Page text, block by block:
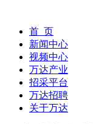
首 页
新闻中心
视频中心
万达产业
招采平台
万达招聘
关于万达